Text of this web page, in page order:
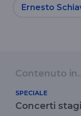
Ernesto
Contenuto
SPECIALE
Concerti